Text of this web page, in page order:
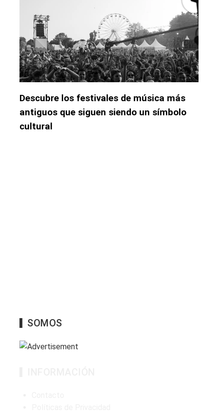
Descubre los festivales de música más
antiguos que siguen siendo un símbolo
cultural
SOMOS